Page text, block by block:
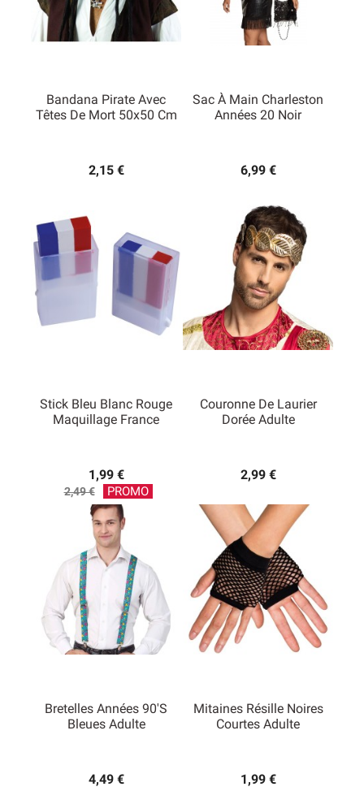
Bandana Pirate Avec
Têtes De Mort 50x50 Cm
2,15 €
Sac À Main Charleston
Années 20 Noir
6,99 €
Stick Bleu Blanc Rouge
Maquillage France
1,99 €
Prix
2,49 € PROMO
Couronne De Laurier
Dorée Adulte
2,99 €
Bretelles Années 90's
Bleues Adulte
4,49 €
Mitaines Résille Noires
Courtes Adulte
1,99 €